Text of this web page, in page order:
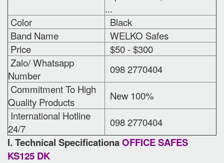
...
Color
Black
Band Name
WELKO Safes
Price
$50 - $300
Zalo/ Whatsapp
Number
098 2770404
Commitment To High
Quality Products
New 100%
International Hotline
24/7
098 2770404
I. Technical SpecificationaOFFICE SAFES
KS125 DK